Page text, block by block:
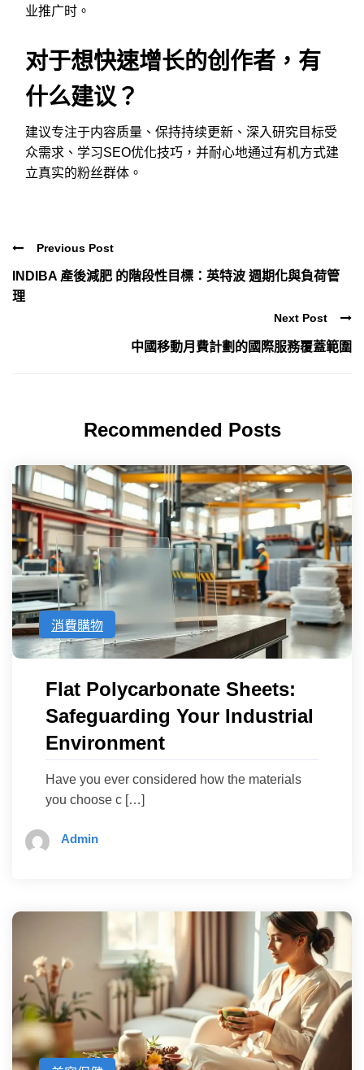
业推广时。
对于想快速增长的创作者，有
什么建议？
建议专注于内容质量、保持持续更新、深入研究目标受
众需求、学习SEO优化技巧，并耐心地通过有机方式建
立真实的粉丝群体。
Previous Post
INDIBA 產後減肥 的階段性目標：英特波 週期化與負荷管
理
Next Post
中國移動月費計劃的國際服務覆蓋範圍
Recommended Posts
消費購物
Flat Polycarbonate Sheets:
Safeguarding Your Industrial
Environment
Have you ever considered how the materials
you choose c […]
Admin